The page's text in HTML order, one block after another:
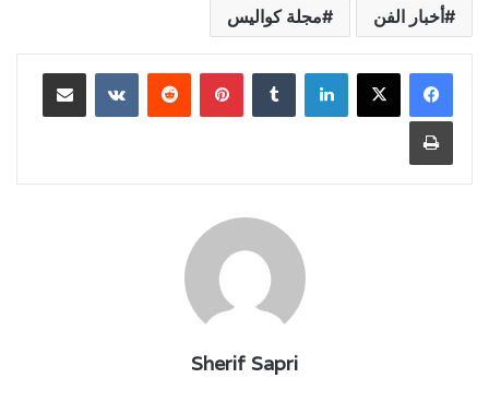
أخبار الفن مجلة كواليس
لينكدإن بينتيريست مشاركة عبر البريد
طباعة
Sherif Sapri